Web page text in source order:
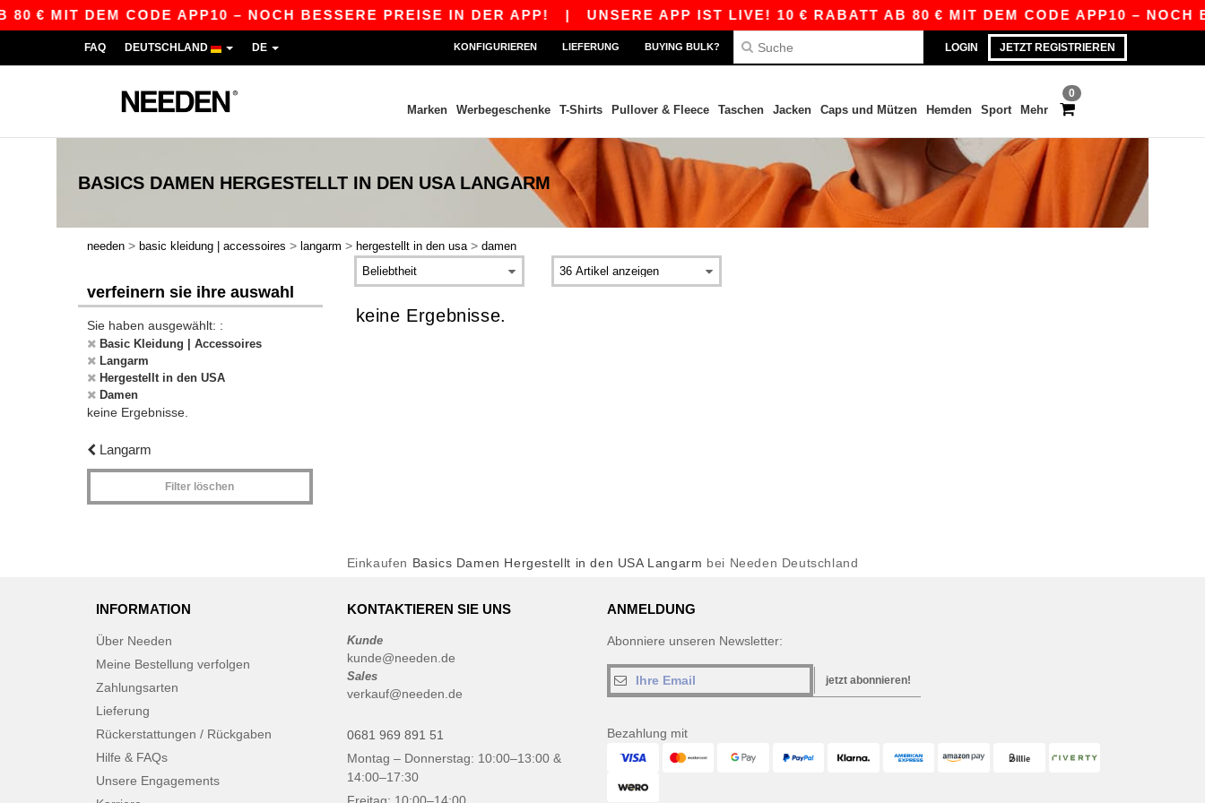
€ MIT DEM CODE APP10 – NOCH BESSERE PREISE IN DER APP!| UNSERE APP IST LIVE! 10 € RABATT AB 80 € MIT DEM CODE APP10 – NOCH
LOGIN JETZT REGISTRIEREN
FAQ DEUTSCHLAND DE KONFIGURIEREN LIEFERUNG BUYING BULK?
0
Marken Werbegeschenke T-Shirts Pullover & Fleece Taschen Jacken Caps und Mützen Hemden Sport Mehr
BASICS DAMEN HERGESTELLT IN DEN USA LANGARM
needen > basic kleidung | accessoires > langarm > hergestellt in den usa > damen
verfeinern sie ihre auswahl
Sie haben ausgewählt: :
Basic Kleidung | Accessoires
Langarm
Hergestellt in den USA
Damen
keine Ergebnisse.
Langarm
Filter löschen
keine Ergebnisse.
Einkaufen Basics Damen Hergestellt in den USA Langarm bei Needen Deutschland
INFORMATION
Über Needen
Meine Bestellung verfolgen
Zahlungsarten
Lieferung
Rückerstattungen / Rückgaben
Hilfe & FAQs
Unsere Engagements
KONTAKTIEREN SIE UNS
Kunde
kunde@needen.de
Sales
verkauf@needen.de
0681 969 891 51
Montag – Donnerstag: 10:00–13:00 &
14:00–17:30
ANMELDUNG
Abonniere unseren Newsletter:
jetzt abonnieren!
Bezahlung mit